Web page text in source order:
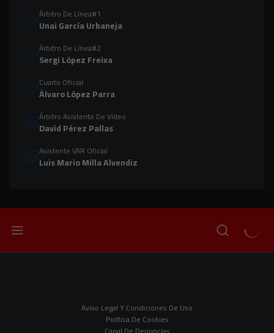
Árbitro De Línea#1
Unai García Urbaneja
Árbitro De Línea#2
Sergi López Freixa
Cuarto Oficial
Álvaro López Parra
Árbitro Asistente De Vídeo
David Pérez Pallas
Asistente VAR Oficial
Luis Mario Milla Alvendiz
Aviso Legal Y Condiciones De Uso
Política De Cookies